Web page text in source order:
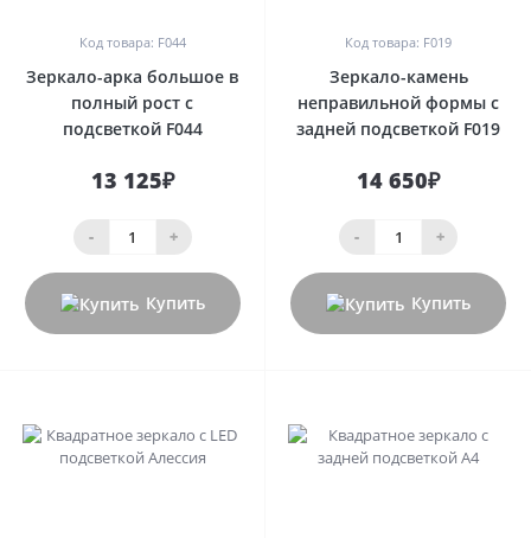
Код товара: F044
Зеркало-арка большое в
полный рост с
подсветкой F044
13 125₽
- +
Купить
Код товара: F019
Зеркало-камень
неправильной формы с
задней подсветкой F019
14 650₽
- +
Купить